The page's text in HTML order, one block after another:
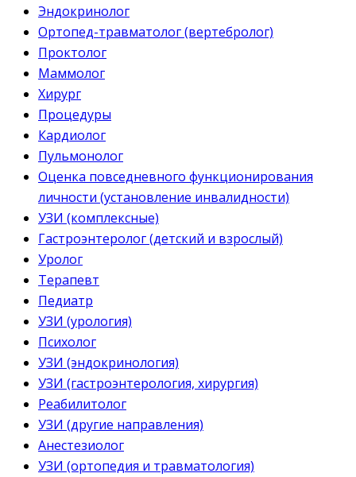
Эндокринолог
Ортопед-травматолог (вертебролог)
Проктолог
Маммолог
Хирург
Процедуры
Кардиолог
Пульмонолог
Оценка повседневного функционирования
личности (установление инвалидности)
УЗИ (комплексные)
Гастроэнтеролог (детский и взрослый)
Уролог
Терапевт
Педиатр
УЗИ (урология)
Психолог
УЗИ (эндокринология)
УЗИ (гастроэнтерология, хирургия)
Реабилитолог
УЗИ (другие направления)
Анестезиолог
УЗИ (ортопедия и травматология)